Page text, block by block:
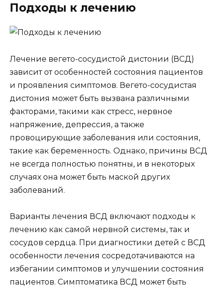
Подходы к лечению
Лечение вегето-сосудистой дистонии (ВСД)
зависит от особенностей состояния пациентов
и проявления симптомов. Вегето-сосудистая
дистония может быть вызвана различными
факторами, такими как стресс, нервное
напряжение, депрессия, а также
провоцирующие заболевания или состояния,
такие как беременность. Однако, причины ВСД
не всегда полностью понятны, и в некоторых
случаях она может быть маской других
заболеваний.
Варианты лечения ВСД включают подходы к
лечению как самой нервной системы, так и
сосудов сердца. При диагностики детей с ВСД
особенности лечения сосредотачиваются на
избегании симптомов и улучшении состояния
пациентов. Симптоматика ВСД может быть